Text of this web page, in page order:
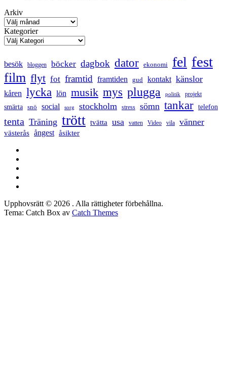
Arkiv
Kategorier
besök bloggen böcker dagbok dator ekonomi fel fest
film flyt fot framtid framtiden gud kontakt känslor
kåren lycka lön musik mys plugga politik projekt
smärta snö social sorg stockholm stress sömn tankar telefon
tenta Träning trött tvätta usa vatten Video vila vänner
västerås ångest åsikter
Upphovsrätt © 2026 . Alla rättigheter förbehållna.
Tema: Catch Box av Catch Themes